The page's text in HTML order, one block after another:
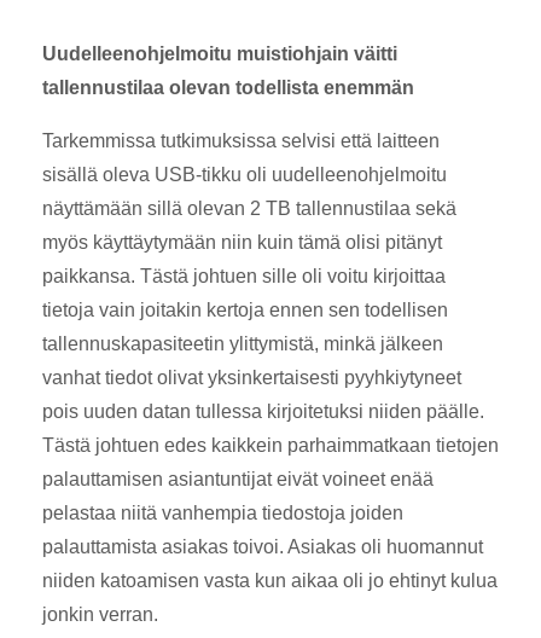
Uudelleenohjelmoitu muistiohjain väitti
tallennustilaa olevan todellista enemmän
Tarkemmissa tutkimuksissa selvisi että laitteen
sisällä oleva USB-tikku oli uudelleenohjelmoitu
näyttämään sillä olevan 2 TB tallennustilaa sekä
myös käyttäytymään niin kuin tämä olisi pitänyt
paikkansa. Tästä johtuen sille oli voitu kirjoittaa
tietoja vain joitakin kertoja ennen sen todellisen
tallennuskapasiteetin ylittymistä, minkä jälkeen
vanhat tiedot olivat yksinkertaisesti pyyhkiytyneet
pois uuden datan tullessa kirjoitetuksi niiden päälle.
Tästä johtuen edes kaikkein parhaimmatkaan tietojen
palauttamisen asiantuntijat eivät voineet enää
pelastaa niitä vanhempia tiedostoja joiden
palauttamista asiakas toivoi. Asiakas oli huomannut
niiden katoamisen vasta kun aikaa oli jo ehtinyt kulua
jonkin verran.